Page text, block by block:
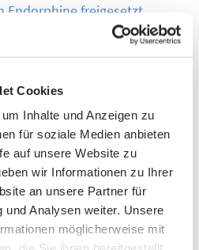
Cookies
Inhalte und Anzeigen zu
für soziale Medien anbieten
auf unsere Website zu
wir Informationen zu Ihrer
an unsere Partner für
und Analysen weiter. Unsere
möglicherweise mit
Endorphine freigesetzt
Nicht zu vergessen, dass
ist für den Körper und
fit zu bleiben.
der Arbeit fit
Nacken oder im
sich oder schmerzt
Wir